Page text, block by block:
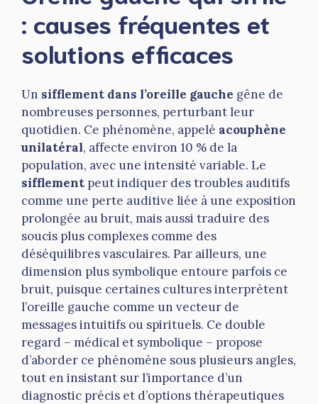
: causes fréquentes et
solutions efficaces
Un sifflement dans l’oreille gauche gêne de
nombreuses personnes, perturbant leur
quotidien. Ce phénomène, appelé acouphène
unilatéral, affecte environ 10 % de la
population, avec une intensité variable. Le
sifflement peut indiquer des troubles auditifs
comme une perte auditive liée à une exposition
prolongée au bruit, mais aussi traduire des
soucis plus complexes comme des
déséquilibres vasculaires. Par ailleurs, une
dimension plus symbolique entoure parfois ce
bruit, puisque certaines cultures interprètent
l’oreille gauche comme un vecteur de
messages intuitifs ou spirituels. Ce double
regard – médical et symbolique – propose
d’aborder ce phénomène sous plusieurs angles,
tout en insistant sur l’importance d’un
diagnostic précis et d’options thérapeutiques